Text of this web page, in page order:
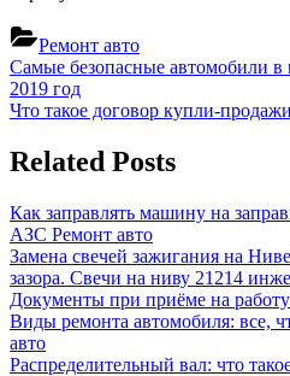
Ремонт авто
Навигация
по
Previous
Post:
Самые безопасные автомобили в
2019 год
Next
Что такое договор купли-
Related Posts
Как заправлять машину на
АЗС Ремонт авто
Замена свечей зажигания на
зазора. Свечи на ниву 21214
Документы при приёме на работу
Виды ремонта автомобиля: все,
авто
Распределительный вал: что